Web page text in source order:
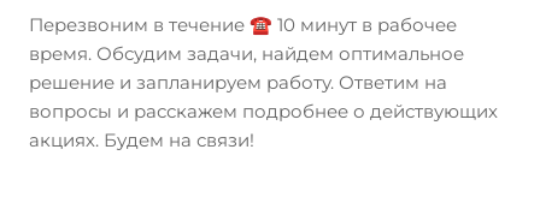
Перезвоним в течение ☎️ 10 минут в рабочее
время. Обсудим задачи, найдем оптимальное
решение и запланируем работу. Ответим на
вопросы и расскажем подробнее о действующих
акциях. Будем на связи!